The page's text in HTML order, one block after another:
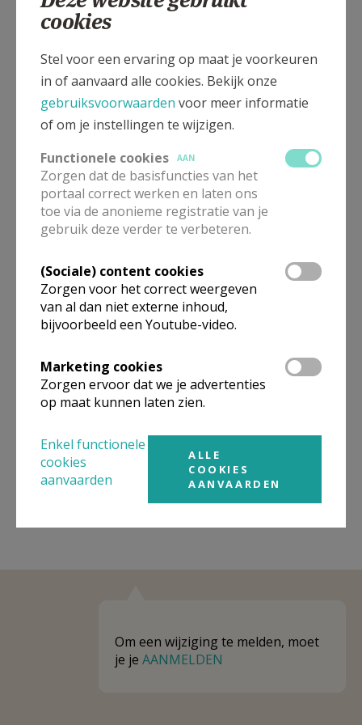
onderstaande lijst kan je het aanbod van kerken in de buurt
raadplegen.
Omgeving
Niet gevonden wat je zocht? Hier vind je
links naar kerken, eventueel van andere
Kerken in of nabij
HOUTEM
Om een wijziging te melden, moet
je je AANMELDEN
cookies
Stel voor een ervaring op maat je voorkeuren
in of aanvaard alle cookies. Bekijk onze
gebruiksvoorwaarden voor meer informatie
of om je instellingen te wijzigen.
Functionele cookies
AAN
Zorgen dat de basisfuncties van het
portaal correct werken en laten ons
toe via de anonieme registratie van je
gebruik deze verder te verbeteren.
(Sociale) content cookies
Zorgen voor het correct weergeven
van al dan niet externe inhoud,
bijvoorbeeld een Youtube-video.
Marketing cookies
Zorgen ervoor dat we je advertenties
op maat kunnen laten zien.
Enkel functionele
cookies
aanvaarden
ALLE
COOKIES
AANVAARDEN